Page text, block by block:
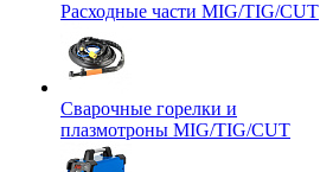
Расходные части MIG/TIG/CUT
Сварочные горелки и
плазмотроны MIG/TIG/CUT